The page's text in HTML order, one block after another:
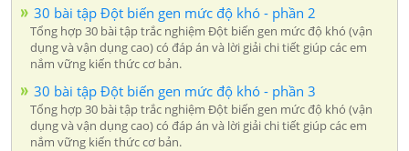
30 bài tập Đột biến gen mức độ khó - phần 2
Tổng hợp 30 bài tập trắc nghiệm Đột biến gen mức độ khó (vận
dụng và vận dụng cao) có đáp án và lời giải chi tiết giúp các em
nắm vững kiến thức cơ bản.
30 bài tập Đột biến gen mức độ khó - phần 3
Tổng hợp 30 bài tập trắc nghiệm Đột biến gen mức độ khó (vận
dụng và vận dụng cao) có đáp án và lời giải chi tiết giúp các em
nắm vững kiến thức cơ bản.